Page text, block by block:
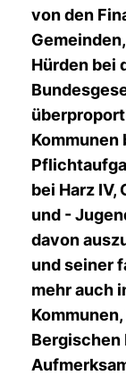
von den
Hürden bei
Kommunen
bei Harz
und -
davon
und seiner
mehr auch
Bergischen